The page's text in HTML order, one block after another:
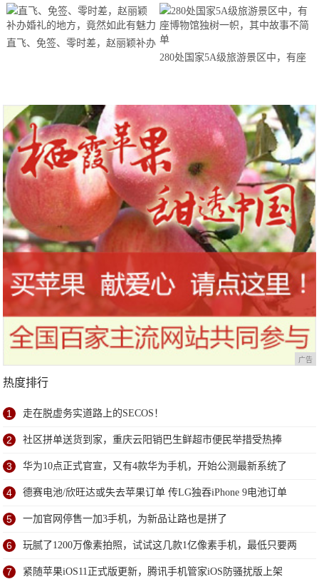
直飞、免签、零时差，赵丽颖补办
280处国家5A级旅游景区中，有座
广告
热度排行
1 走在脱虚务实道路上的SECOS！
2 社区拼单送货到家，重庆云阳销巴生鲜超市便民举措受热捧
3 华为10点正式官宣，又有4款华为手机，开始公测最新系统了
4 德赛电池/欣旺达或失去苹果订单 传LG独吞iPhone 9电池订单
5 一加官网停售一加3手机，为新品让路也是拼了
6 玩腻了1200万像素拍照，试试这几款1亿像素手机，最低只要两
千多
7 紧随苹果iOS11正式版更新，腾讯手机管家iOS防骚扰版上架